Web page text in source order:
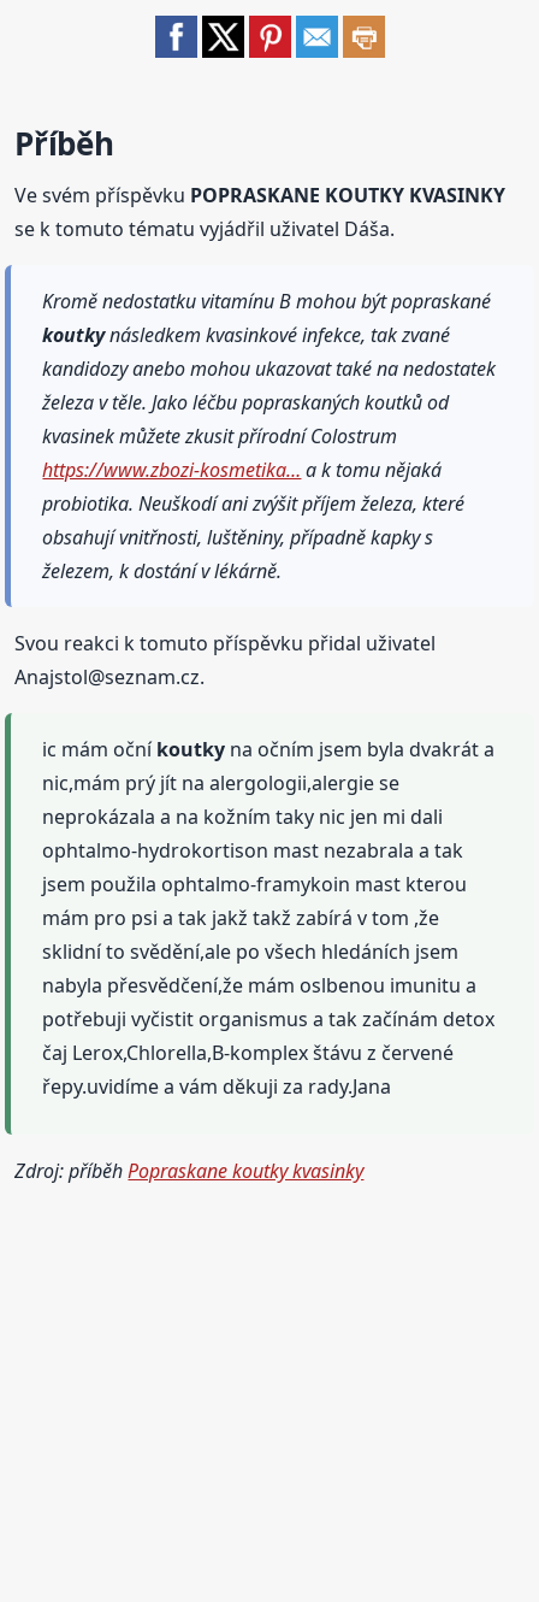
Příběh
Ve svém příspěvku POPRASKANE KOUTKY KVASINKY
se k tomuto tématu vyjádřil uživatel Dáša.
Kromě nedostatku vitamínu B mohou být popraskané
koutkynásledkem kvasinkové infekce, tak zvané
kandidozy anebo mohou ukazovat také na nedostatek
železa v těle. Jako léčbu popraskaných koutků od
kvasinek můžete zkusit přírodní Colostrum
https://www.zbozi-kosmetika… a k tomu nějaká
probiotika. Neuškodí ani zvýšit příjem železa, které
obsahují vnitřnosti, luštěniny, případně kapky s
železem, k dostání v lékárně.
Svou reakci k tomuto příspěvku přidal uživatel
Anajstol@seznam.cz.
ic mám očníkoutky na očním jsem byla dvakrát a
nic,mám prý jít na alergologii,alergie se
neprokázala a na kožním taky nic jen mi dali
ophtalmo-hydrokortison mast nezabrala a tak
jsem použila ophtalmo-framykoin mast kterou
mám pro psi a tak jakž takž zabírá v tom ,že
sklidní to svědění,ale po všech hledáních jsem
nabyla přesvědčení,že mám oslbenou imunitu a
potřebuji vyčistit organismus a tak začínám detox
čaj Lerox,Chlorella,B-komplex štávu z červené
řepy.uvidíme a vám děkuji za rady.Jana
Zdroj: příběhPopraskane koutky kvasinky